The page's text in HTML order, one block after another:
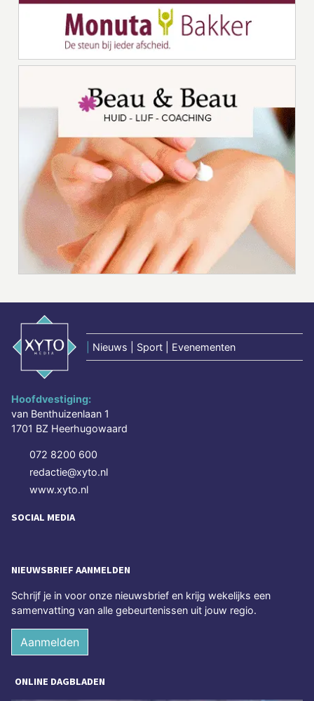
Nieuws | Sport | Evenementen
Hoofdvestiging:
van Benthuizenlaan 1
1701 BZ Heerhugowaard
072 8200 600
redactie@xyto.nl
www.xyto.nl
SOCIAL MEDIA
NIEUWSBRIEF AANMELDEN
Schrijf je in voor onze nieuwsbrief en krijg wekelijks een
samenvatting van alle gebeurtenissen uit jouw regio.
Aanmelden
ONLINE DAGBLADEN